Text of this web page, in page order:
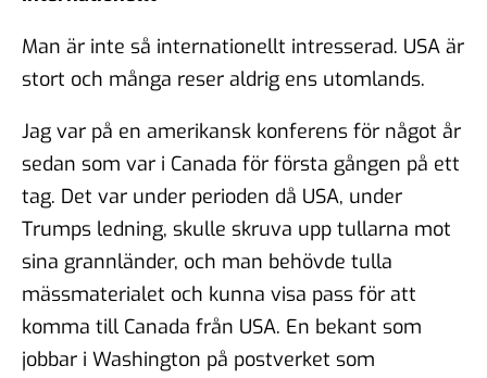
Man är inte så internationellt intresserad. USA är
stort och många reser aldrig ens utomlands.
Jag var på en amerikansk konferens för något år
sedan som var i Canada för första gången på ett
tag. Det var under perioden då USA, under
Trumps ledning, skulle skruva upp tullarna mot
sina grannländer, och man behövde tulla
mässmaterialet och kunna visa pass för att
komma till Canada från USA. En bekant som
jobbar i Washington på postverket som